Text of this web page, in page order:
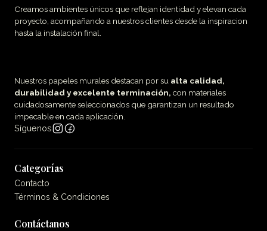
Creamos ambientes únicos que reflejan identidad y elevan cada
proyecto, acompañando a nuestros clientes desde la inspiracion
hasta la instalación final.
Nuestros papeles murales destacan por su alta calidad,
durabilidad y excelente terminación, con materiales
cuidadosamente seleccionados que garantizan un resultado
impecable en cada aplicación.
Síguenos
Categorías
Contacto
Términos & Condiciones
Contáctanos